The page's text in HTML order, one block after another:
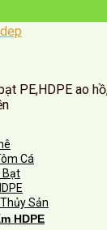
Cá
Bạt
Sản
HDPE